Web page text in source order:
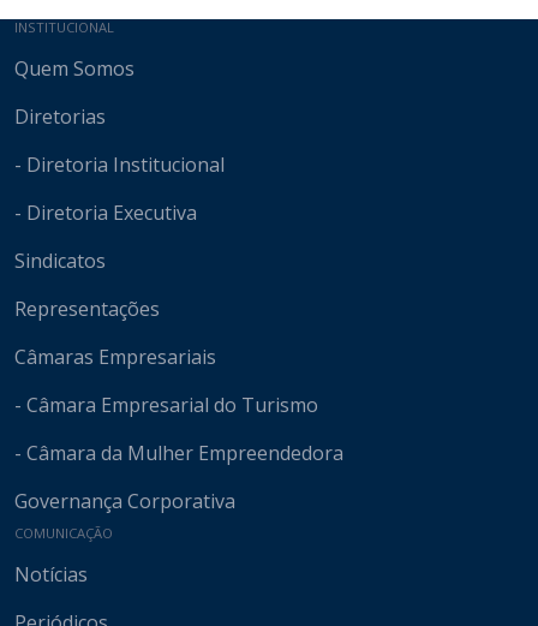
Mapa do site
INSTITUCIONAL
Quem Somos
Diretorias
- Diretoria Institucional
- Diretoria Executiva
Sindicatos
Representações
Câmaras Empresariais
- Câmara Empresarial do Turismo
- Câmara da Mulher Empreendedora
Governança Corporativa
COMUNICAÇÃO
Notícias